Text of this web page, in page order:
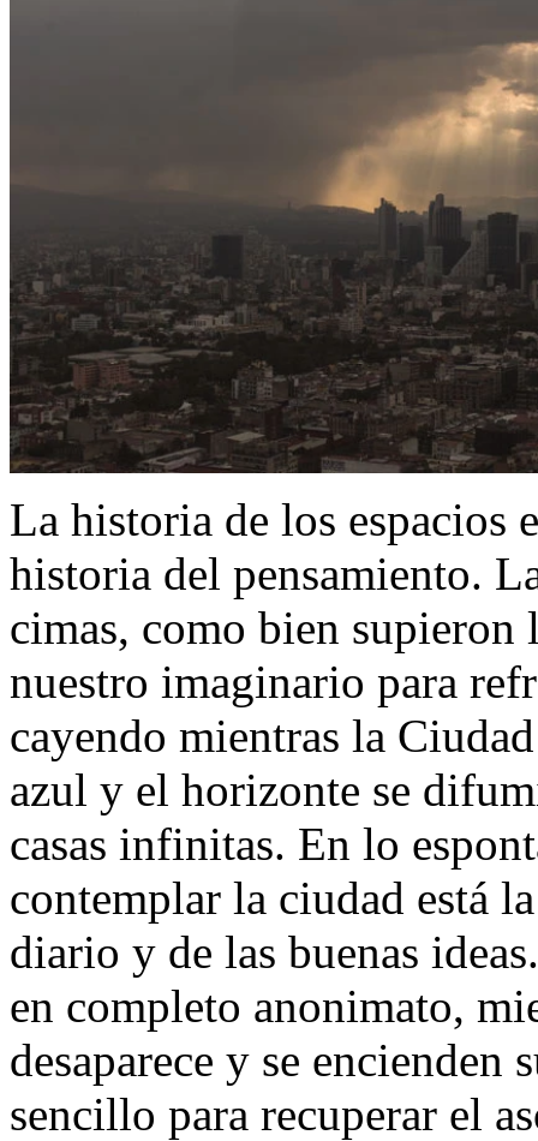
La historia de los espacios
historia del pensamiento.
cimas, como bien supieron
nuestro imaginario para
cayendo mientras la
azul y el horizonte se
casas infinitas. En lo
contemplar la ciudad está
diario y de las buenas
en completo anonimato,
desaparece y se encienden
sencillo para recuperar el